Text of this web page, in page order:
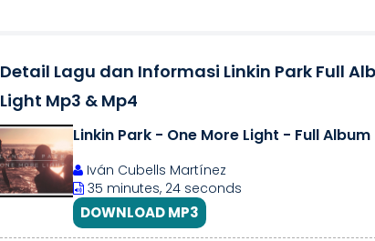
Detail Lagu dan Informasi Linkin Park Full
Light Mp3 & Mp4
Linkin Park - One More Light - Full
Iván Cubells Martínez
35 minutes, 24 seconds
DOWNLOAD MP3